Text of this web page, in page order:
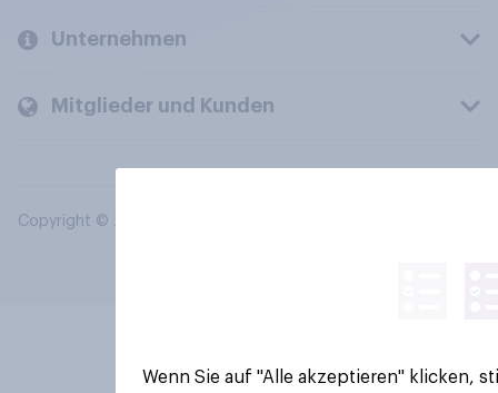
Unternehmen
Mitglieder und Kunden
Copyright © 2026 YouGov PLC. Alle Rechte vorbehalten.
Wenn Sie auf "Alle akzeptieren" klicken,